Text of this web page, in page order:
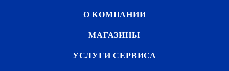
О КОМПАНИИ
МАГАЗИНЫ
УСЛУГИ СЕРВИСА